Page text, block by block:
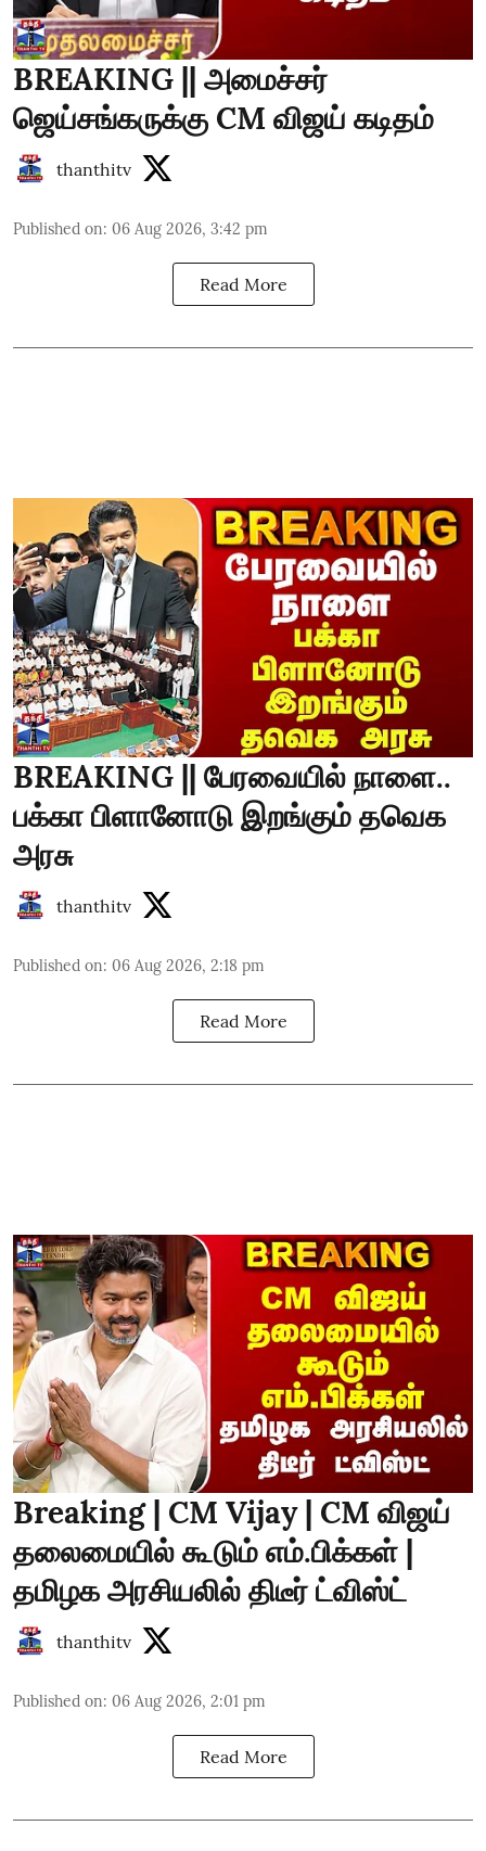
BREAKING || அமைச்சர்
ஜெய்சங்கருக்கு CM விஜய் கடிதம்
thanthitv
Published on: 06 Aug 2026, 3:42 pm
Read More
BREAKING || பேரவையில் நாளை..
பக்கா பிளானோடு இறங்கும் தவெக
அரசு
thanthitv
Published on: 06 Aug 2026, 2:18 pm
Read More
Breaking | CM Vijay | CM விஜய்
தலைமையில் கூடும் எம்.பிக்கள் |
தமிழக அரசியலில் திடீர் ட்விஸ்ட்
thanthitv
Published on: 06 Aug 2026, 2:01 pm
Read More